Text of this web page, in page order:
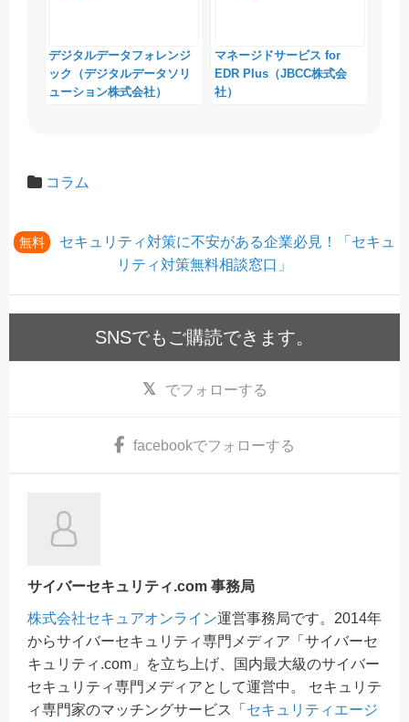
デジタルデータフォレンジ
ック（デジタルデータソリ
ューション株式会社）
マネージドサービス for
EDR Plus（JBCC株式会
社）
コラム
無料
セキュリティ対策に不安がある企業必見！「セキュ
リティ対策無料相談窓口」
SNSでもご購読できます。
でフォローする
facebookでフォローする
サイバーセキュリティ.com 事務局
株式会社セキュアオンライン運営事務局です。2014年
からサイバーセキュリティ専門メディア「サイバーセ
キュリティ.com」を立ち上げ、国内最大級のサイバー
セキュリティ専門メディアとして運営中。 セキュリテ
ィ専門家のマッチングサービス「 セキュリティエージ